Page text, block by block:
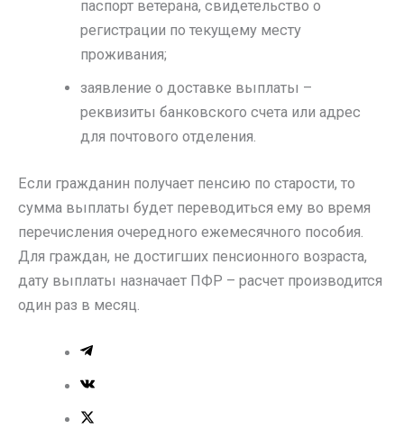
паспорт ветерана, свидетельство о
регистрации по текущему месту
проживания;
заявление о доставке выплаты –
реквизиты банковского счета или адрес
для почтового отделения.
Если гражданин получает пенсию по старости, то
сумма выплаты будет переводиться ему во время
перечисления очередного ежемесячного пособия.
Для граждан, не достигших пенсионного возраста,
дату выплаты назначает ПФР – расчет производится
один раз в месяц.